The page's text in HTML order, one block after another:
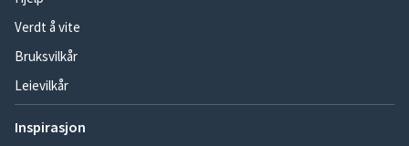
Verdt å vite
Bruksvilkår
Leievilkår
Inspirasjon